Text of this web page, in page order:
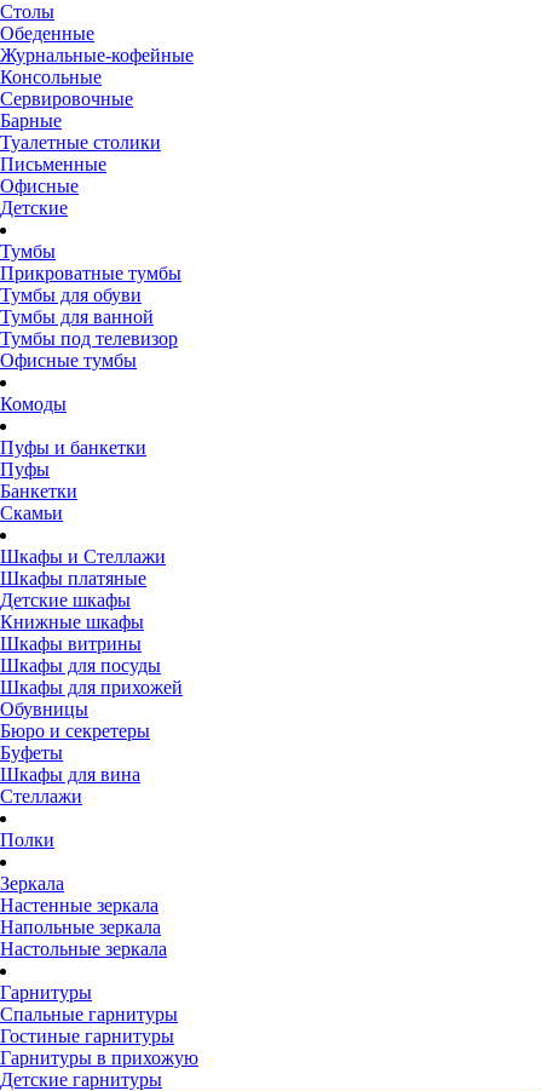
Столы
Обеденные
Журнальные-кофейные
Консольные
Сервировочные
Барные
Туалетные столики
Письменные
Офисные
Детские
Тумбы
Прикроватные тумбы
Тумбы для обуви
Тумбы для ванной
Тумбы под телевизор
Офисные тумбы
Комоды
Пуфы и банкетки
Пуфы
Банкетки
Скамьи
Шкафы и Стеллажи
Шкафы платяные
Детские шкафы
Книжные шкафы
Шкафы витрины
Шкафы для посуды
Шкафы для прихожей
Обувницы
Бюро и секретеры
Буфеты
Шкафы для вина
Стеллажи
Полки
Зеркала
Настенные зеркала
Напольные зеркала
Настольные зеркала
Гарнитуры
Спальные гарнитуры
Гостиные гарнитуры
Гарнитуры в прихожую
Детские гарнитуры